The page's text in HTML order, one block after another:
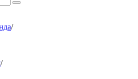
/
/